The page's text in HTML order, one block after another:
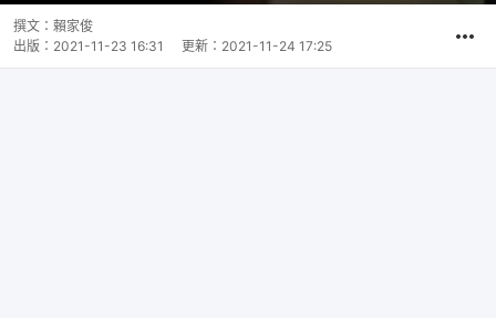
撰文： 賴家俊
出版： 2021-11-23 16:31 更新： 2021-11-24 17:25